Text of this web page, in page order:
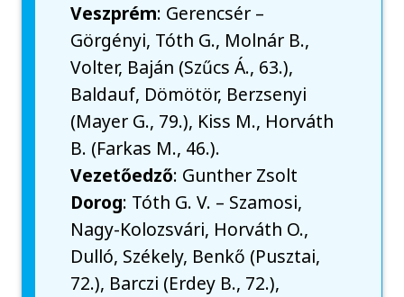
Veszprém: Gerencsér –
Görgényi, Tóth G., Molnár B.,
Volter, Baján (Szűcs Á., 63.),
Baldauf, Dömötör, Berzsenyi
(Mayer G., 79.), Kiss M., Horváth
B. (Farkas M., 46.).
Vezetőedző: Gunther Zsolt
Dorog: Tóth G. V. – Szamosi,
Nagy-Kolozsvári, Horváth O.,
Dulló, Székely, Benkő (Pusztai,
72.), Barczi (Erdey B., 72.),